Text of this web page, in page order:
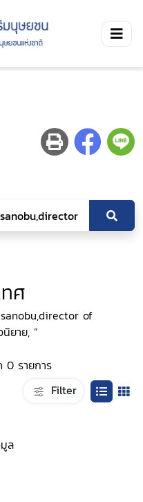
ศ
of
ยาย, ”
0 รายการ
Filter
ล